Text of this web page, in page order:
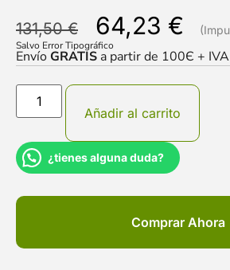
131,50€ 64,23 €
Salvo Error Tipográfico
EnvíoGRATIS a partir de 100Є + IVA
Añadir al carrito
¿tienes alguna duda?
Comprar Ahora